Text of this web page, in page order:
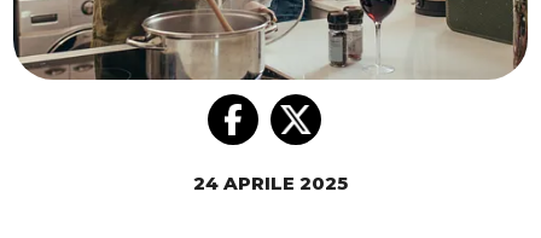
24 APRILE 2025